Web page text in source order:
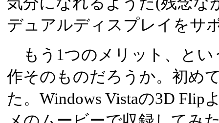
デュアルディスプレイをサ
もう1つのメリット、とい
作そのものだろうか。初め
た。Windows Vistaの3D